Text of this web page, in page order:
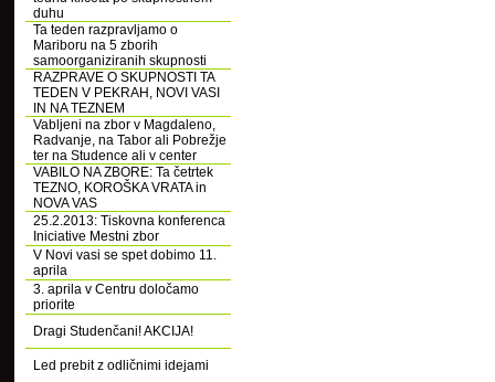
duhu
Ta teden razpravljamo o
Mariboru na 5 zborih
samoorganiziranih skupnosti
RAZPRAVE O SKUPNOSTI TA
TEDEN V PEKRAH, NOVI VASI
IN NA TEZNEM
Vabljeni na zbor v Magdaleno,
Radvanje, na Tabor ali Pobrežje
ter na Studence ali v center
VABILO NA ZBORE: Ta četrtek
TEZNO, KOROŠKA VRATA in
NOVA VAS
25.2.2013: Tiskovna konferenca
Iniciative Mestni zbor
V Novi vasi se spet dobimo 11.
aprila
3. aprila v Centru določamo
priorite
Dragi Studenčani! AKCIJA!
Led prebit z odličnimi idejami